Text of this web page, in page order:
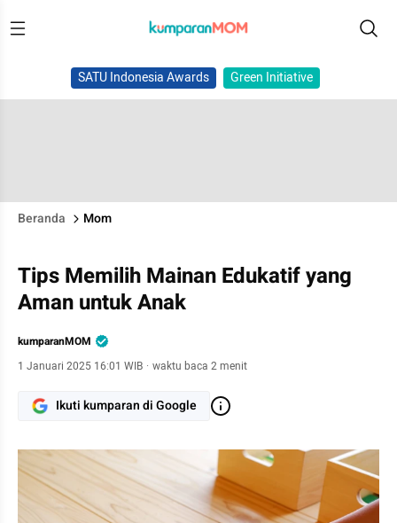
SATU Indonesia Awards Green Initiative
Beranda Mom
Tips Memilih Mainan Edukatif yang
Aman untuk Anak
kumparanMOM
1 Januari 2025 16:01 WIB · waktu baca 2 menit
Ikuti kumparan di Google